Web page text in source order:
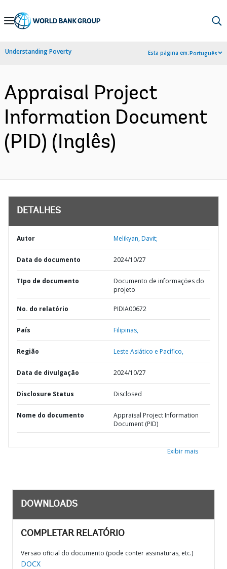
Skip
Navigation
Understanding Poverty Esta página em:Português
Appraisal Project
Information Document
(PID) (Inglês)
DETALHES
Autor Melikyan, Davit;
Data do documento 2024/10/27
TIpo de documento
Documento de informações do
projeto
No. do relatório PIDIA00672
País Filipinas,
Região Leste Asiático e Pacífico,
Data de divulgação 2024/10/27
Disclosure Status Disclosed
Nome do documento
Appraisal Project Information
Document (PID)
Exibir mais
DOWNLOADS
COMPLETAR RELATÓRIO
Versão oficial do documento (pode conter assinaturas, etc.)
DOCX